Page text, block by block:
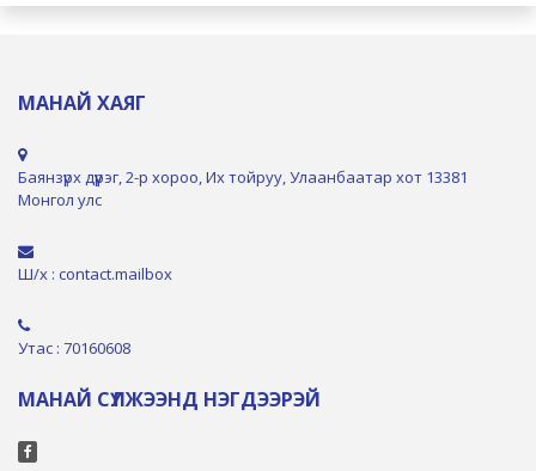
МАНАЙ ХАЯГ
Баянзүрх дүүрэг, 2-р хороо, Их тойруу, Улаанбаатар хот 13381
Монгол улс
Ш/х : contact.mailbox
Утас : 70160608
МАНАЙ СҮЛЖЭЭНД НЭГДЭЭРЭЙ